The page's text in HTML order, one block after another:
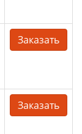
Заказать
Заказать